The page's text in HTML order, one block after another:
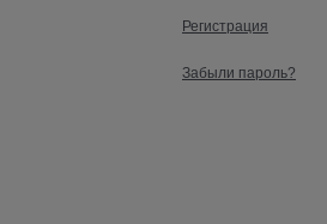
Регистрация
Забыли пароль?